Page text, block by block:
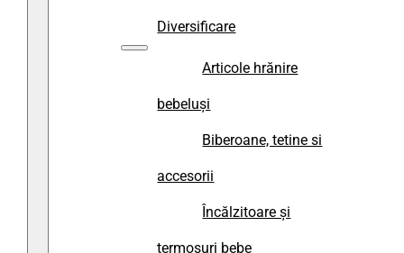
Diversificare
Articole hrănire
bebeluși
Biberoane, tetine si
accesorii
Încălzitoare și
termosuri bebe